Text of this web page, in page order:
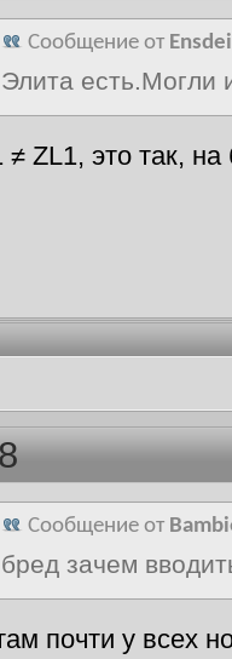
Сообщение от
Элита есть.Могли
≠ ZL1, это так,
Сообщение от
бред зачем
почти у всех